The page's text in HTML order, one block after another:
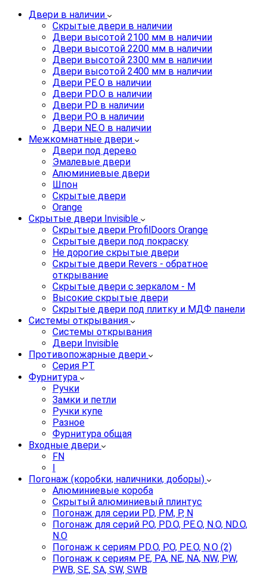
Двери в наличии
Скрытые двери в наличии
Двери высотой 2100 мм в наличии
Двери высотой 2200 мм в наличии
Двери высотой 2300 мм в наличии
Двери высотой 2400 мм в наличии
Двери PE.O в наличии
Двери PD.O в наличии
Двери PD в наличии
Двери P.O в наличии
Двери NE.O в наличии
Межкомнатные двери
Двери под дерево
Эмалевые двери
Алюминиевые двери
Шпон
Скрытые двери
Orange
Скрытые двери Invisible
Скрытые двери ProfilDoors Orange
Скрытые двери под покраску
Не дорогие скрытые двери
Скрытые двери Revers - обратное
открывание
Скрытые двери с зеркалом - M
Высокие скрытые двери
Скрытые двери под плитку и МДФ панели
Системы открывания
Системы открывания
Двери Invisible
Противопожарные двери
Серия PT
Фурнитура
Ручки
Замки и петли
Ручки купе
Разное
Фурнитура общая
Входные двери
FN
I
Погонаж (коробки, наличники, доборы)
Алюминиевые короба
Скрытый алюминиевый плинтус
Погонаж для серии PD, PM, P, N
Погонаж для серий P.O, PD.O, PE.O, N.O, ND.O,
N.O
Погонаж к сериям PD.O, P.O, PE.O, N.O (2)
Погонаж к сериям PE, PA, NE, NA, NW, PW,
PWB, SE, SA, SW, SWB